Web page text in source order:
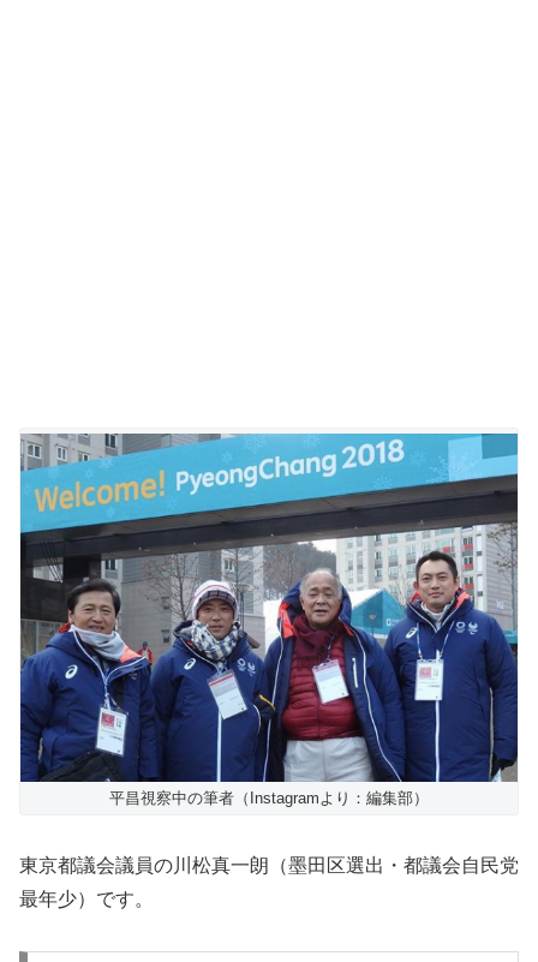
平昌視察中の筆者（Instagramより：編集部）
東京都議会議員の川松真一朗（墨田区選出・都議会自民党
最年少）です。